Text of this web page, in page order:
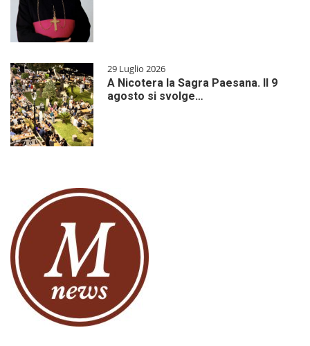
29 Luglio 2026
A Nicotera la Sagra Paesana. Il 9
agosto si svolge…